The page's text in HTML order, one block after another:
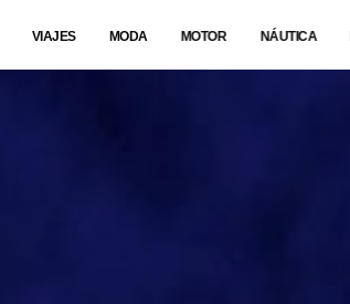
VIAJES MODA MOTOR NÁUTICA